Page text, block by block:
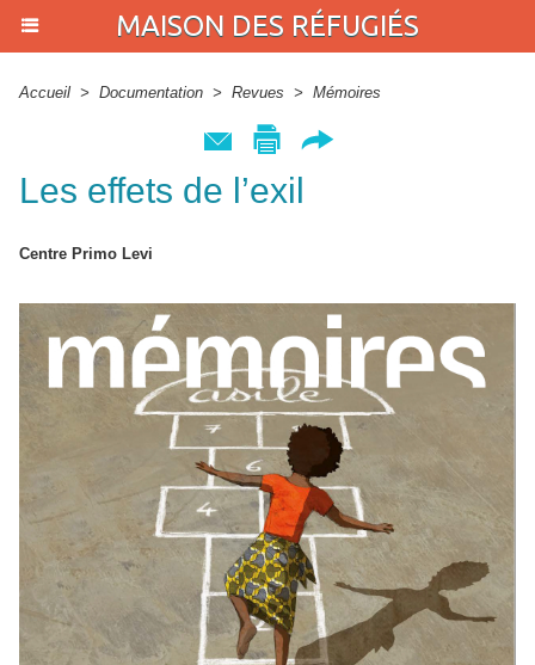
MAISON DES RÉFUGIÉS
Accueil > Documentation > Revues > Mémoires
Les effets de l’exil
Centre Primo Levi